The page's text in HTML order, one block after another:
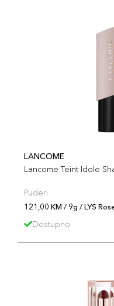
LANCOME
Lancome Teint Idole
Puderi
121,00 KM / 9g / LYS
Dostupno